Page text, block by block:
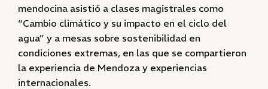
mendocina asistió a clases magistrales como
“Cambio climático y su impacto en el ciclo del
agua” y a mesas sobre sostenibilidad en
condiciones extremas, en las que se compartieron
la experiencia de Mendoza y experiencias
internacionales.